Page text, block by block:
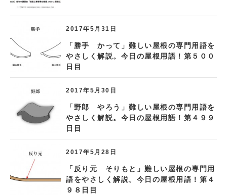
2017年5月31日
「勝手 かって」難しい屋根の専門用語を
やさしく解説。今日の屋根用語！第５００
日目
2017年5月30日
「野郎 やろう」難しい屋根の専門用語を
やさしく解説。今日の屋根用語！第４９９
日目
2017年5月28日
「反り元 そりもと」難しい屋根の専門用
語をやさしく解説。今日の屋根用語！第４
９８日目